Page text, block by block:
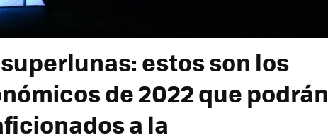
estos son los
de 2022 que podrán
a la